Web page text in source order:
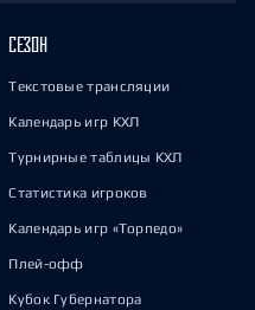
СЕЗОН
Текстовые трансляции
Календарь игр КХЛ
Турнирные таблицы КХЛ
Статистика игроков
Календарь игр «Торпедо»
Плей-офф
Кубок Губернатора